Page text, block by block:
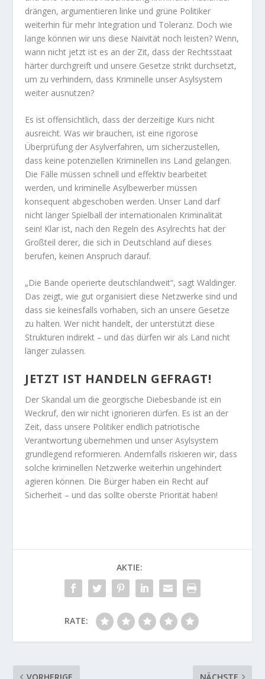
drängen, argumentieren linke und grüne Politiker
weiterhin für mehr Integration und Toleranz. Doch wie
lange können wir uns diese Naivität noch leisten? Wenn,
wann nicht jetzt ist es an der Zit, dass der Rechtsstaat
härter durchgreift und unsere Gesetze strikt durchsetzt,
um zu verhindern, dass Kriminelle unser Asylsystem
weiter ausnutzen?
Es ist offensichtlich, dass der derzeitige Kurs nicht
ausreicht. Was wir brauchen, ist eine rigorose
Überprüfung der Asylverfahren, um sicherzustellen,
dass keine potenziellen Kriminellen ins Land gelangen.
Die Fälle müssen schnell und effektiv bearbeitet
werden, und kriminelle Asylbewerber müssen
konsequent abgeschoben werden. Unser Land darf
nicht länger Spielball der internationalen Kriminalität
sein! Klar ist, nach den Regeln des Asylrechts hat der
Großteil derer, die sich in Deutschland auf dieses
berufen, keinen Anspruch darauf.
„Die Bande operierte deutschlandweit“, sagt Waldinger.
Das zeigt, wie gut organisiert diese Netzwerke sind und
dass sie keinesfalls vorhaben, sich an unsere Gesetze
zu halten. Wer nicht handelt, der unterstützt diese
Strukturen indirekt – und das dürfen wir als Land nicht
länger zulassen.
JETZT IST HANDELN GEFRAGT!
Der Skandal um die georgische Diebesbande ist ein
Weckruf, den wir nicht ignorieren dürfen. Es ist an der
Zeit, dass unsere Politiker endlich patriotische
Verantwortung übernehmen und unser Asylsystem
grundlegend reformieren. Andernfalls riskieren wir, dass
solche kriminellen Netzwerke weiterhin ungehindert
agieren können. Die Bürger haben ein Recht auf
Sicherheit – und das sollte oberste Priorität haben!
AKTIE:
RATE:
VORHERIGE NÄCHSTE